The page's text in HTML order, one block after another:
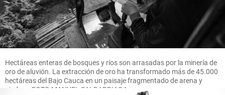
Hectáreas enteras de bosques y ríos son arrasadas por la minería de
oro de aluvión. La extracción de oro ha transformado más de 45.000
hectáreas del Bajo Cauca en un paisaje fragmentado de arena y
piedras. FOTO MANUEL SALDARRIAGA